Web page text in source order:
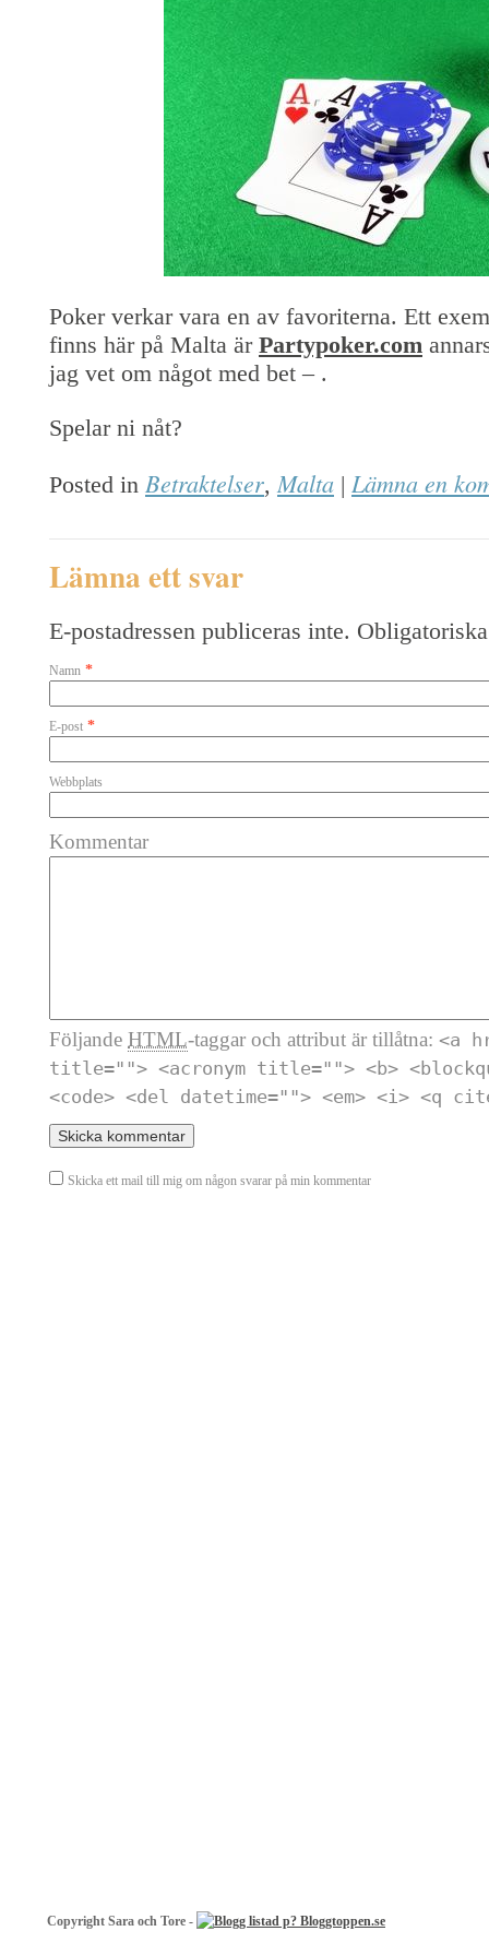
Poker verkar vara en av favoriterna. Ett
finns här på Malta är Partypoker.com
jag vet om något med bet – .
Spelar ni nåt?
Posted in Betraktelser,Malta | Lämna en
Lämna ett svar
E-postadressen publiceras inte.
Namn *
E-post *
Webbplats
Kommentar
Följande HTML-taggar och attribut är tillåtna: <a
title=""> <acronym title=""> <b>
<code> <del datetime=""> <em> <i> <q
Skicka ett mail till mig om någon svarar på min kommentar
Copyright Sara och Tore -